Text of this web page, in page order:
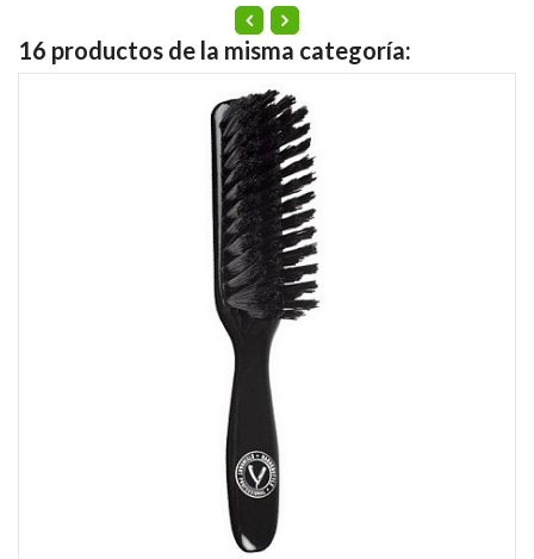
16 productos de la misma categoría: